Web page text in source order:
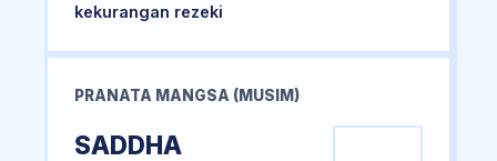
kekurangan rezeki
PRANATA MANGSA (MUSIM)
SADDHA